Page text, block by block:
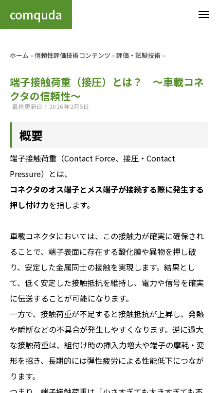
comquda
ホーム »信頼性評価技術コンテンツ »評価・試験技術»
端子接触荷重（接圧）とは？ ～車載コネ
クタの信頼性～
最終更新日：2026年2月5日
概要
端子接触荷重（Contact Force、接圧・Contact
Pressure）とは、
コネクタのオス端子とメス端子が接続する際に発生する
押し付け力を指します。
車載コネクタにおいては、この接触力が確実に確保され
ることで、端子表面に存在する酸化膜や異物を押し破
り、安定した金属同士の接触を実現します。結果とし
て、低く安定した接触抵抗を維持し、電力や信号を確実
に伝送することが可能になります。
一方で、接触荷重が不足すると接触抵抗が上昇し、発熱
や瞬断などの不具合が発生しやすくなります。逆に過大
な接触荷重は、組付け時の挿入力増大や端子の摩耗・変
形を招き、長期的には弾性疲労による性能低下につなが
ります。